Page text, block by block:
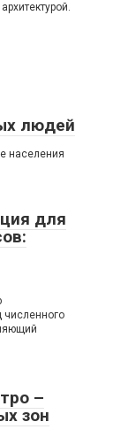
людей
населения
для
численного
–
зон